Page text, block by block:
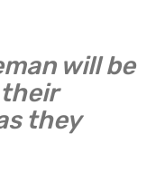
will be
they